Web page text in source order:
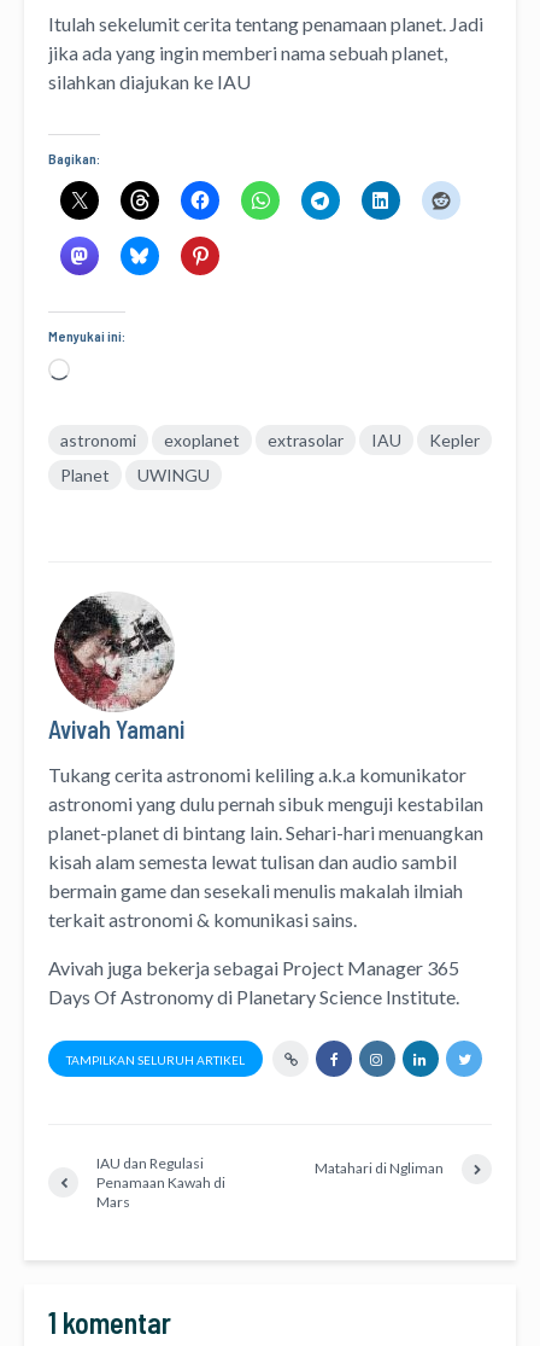
Itulah sekelumit cerita tentang penamaan planet. Jadi
jika ada yang ingin memberi nama sebuah planet,
silahkan diajukan ke IAU
Bagikan:
Menyukai ini:
Memuat...
astronomi exoplanet extrasolar IAU
Kepler
Planet
UWINGU
Avivah Yamani
Tukang cerita astronomi kelilinga.k.a komunikator
astronomiyang dulu pernah sibuk menguji kestabilan
planet-planet di bintang lain. Sehari-hari menuangkan
kisah alam semesta lewattulisandanaudio sambil
bermain game dan sesekali menulis makalah ilmiah
terkait astronomi & komunikasi sains.
Avivah juga bekerja sebagai Project Manager 365
Days Of Astronomydi Planetary Science Institute
TAMPILKAN SELURUH ARTIKEL
IAU dan Regulasi
Penamaan Kawah di
Mars
Matahari di Ngliman
1 komentar